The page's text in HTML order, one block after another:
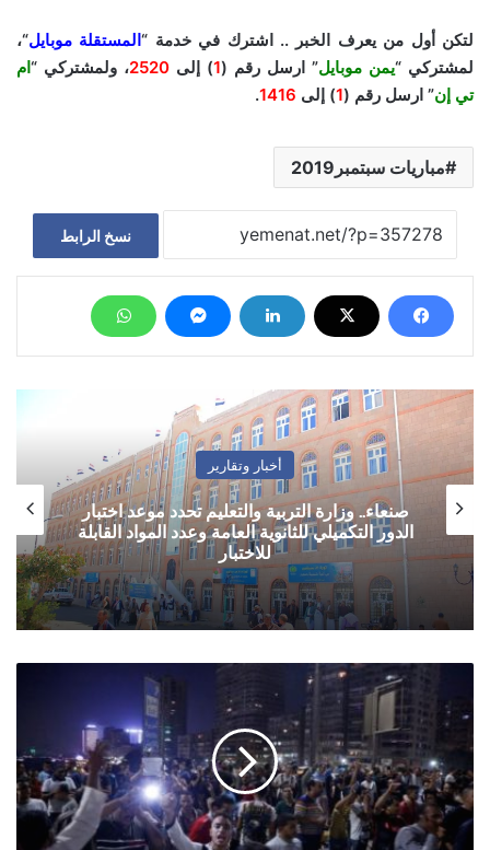
لتكن أول من يعرف الخبر .. اشترك في خدمة “المستقلة موبايل“،
لمشتركي “يمن موبايل” ارسل رقم (1) إلى 2520، ولمشتركي “ام
تي إن” ارسل رقم (1) إلى 1416
.
مباريات سبتمبر2019
نسخ الرابط
أخبار وتقارير
صنعاء.. وزارة التربية والتعليم تحدد موعد اختبار
الدور التكميلي للثانوية العامة وعدد المواد القابلة
للاختبار
ناشطون
يفيدون
باختفاء
وتوقيف
أكثر